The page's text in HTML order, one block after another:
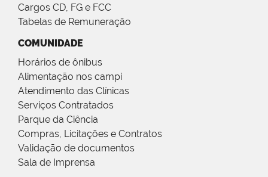
Cargos CD, FG e FCC
Tabelas de Remuneração
COMUNIDADE
Horários de ônibus
Alimentação nos campi
Atendimento das Clínicas
Serviços Contratados
Parque da Ciência
Compras, Licitações e Contratos
Validação de documentos
Sala de Imprensa